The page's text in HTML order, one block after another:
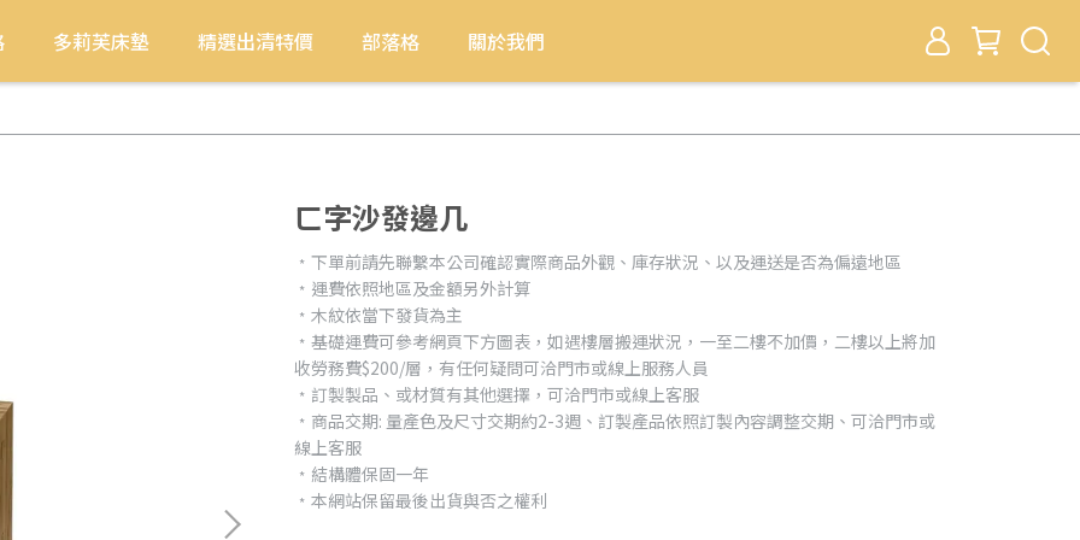
多莉芙床墊 精選出清特價 部落格 關於我們
ㄈ字沙發邊几
﹡下單前請先聯繫本公司確認實際商品外觀、庫存狀況、以及運送是否為偏遠地區
﹡運費依照地區及金額另外計算
﹡木紋依當下發貨為主
﹡基礎運費可參考網頁下方圖表，如遇樓層搬運狀況，一至二樓不加價，二樓以上將加
收勞務費$200/層，有任何疑問可洽門市或線上服務人員
﹡訂製製品、或材質有其他選擇，可洽門市或線上客服
﹡商品交期: 量產色及尺寸交期約2-3週、訂製產品依照訂製內容調整交期、可洽門市或
線上客服
﹡結構體保固一年
﹡本網站保留最後出貨與否之權利